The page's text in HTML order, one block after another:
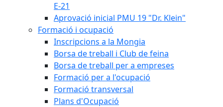
E-21
Aprovació inicial PMU 19 "Dr. Klein"
Formació i ocupació
Inscripcions a la Mongia
Borsa de treball i Club de feina
Borsa de treball per a empreses
Formació per a l'ocupació
Formació transversal
Plans d'Ocupació